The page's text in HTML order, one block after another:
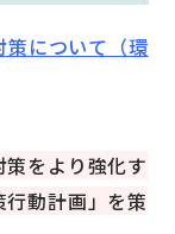
について（環
をより強化す
動計画」を策